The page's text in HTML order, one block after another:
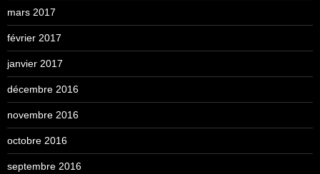
mars 2017
février 2017
janvier 2017
décembre 2016
novembre 2016
octobre 2016
septembre 2016